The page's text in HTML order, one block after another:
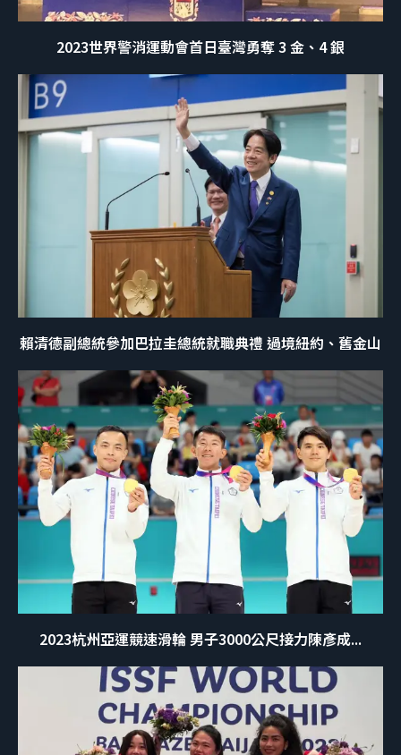
2023世界警消運動會首日臺灣勇奪 3 金、4 銀
賴清德副總統參加巴拉圭總統就職典禮 過境紐約、舊金山
2023杭州亞運競速滑輪 男子3000公尺接力陳彥成...